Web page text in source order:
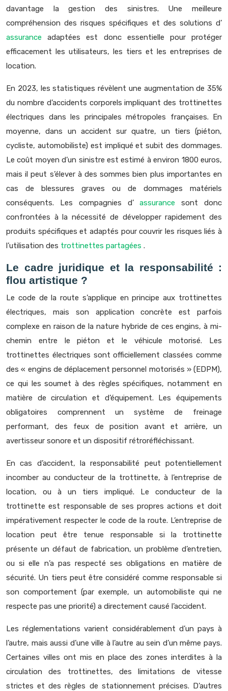
davantage la gestion des sinistres. Une meilleure
compréhension des risques spécifiques et des solutions d’
assuranceadaptées est donc essentielle pour protéger
efficacement les utilisateurs, les tiers et les entreprises de
location.
En 2023, les statistiques révèlent une augmentation de 35%
du nombre d’accidents corporels impliquant des trottinettes
électriques dans les principales métropoles françaises. En
moyenne, dans un accident sur quatre, un tiers (piéton,
cycliste, automobiliste) est impliqué et subit des dommages.
Le coût moyen d’un sinistre est estimé à environ 1800 euros,
mais il peut s’élever à des sommes bien plus importantes en
cas de blessures graves ou de dommages matériels
conséquents. Les compagnies d’assurancesont donc
confrontées à la nécessité de développer rapidement des
produits spécifiques et adaptés pour couvrir les risques liés à
l’utilisation des trottinettes partagées .
Le cadre juridique et la responsabilité :
flou artistique ?
Le code de la route s’applique en principe aux trottinettes
électriques, mais son application concrète est parfois
complexe en raison de la nature hybride de ces engins, à mi-
chemin entre le piéton et le véhicule motorisé. Les
trottinettes électriques sont officiellement classées comme
des « engins de déplacement personnel motorisés » (EDPM),
ce qui les soumet à des règles spécifiques, notamment en
matière de circulation et d’équipement. Les équipements
obligatoires comprennent un système de freinage
performant, des feux de position avant et arrière, un
avertisseur sonore et un dispositif rétroréfléchissant.
En cas d’accident, la responsabilité peut potentiellement
incomber au conducteur de la trottinette, à l’entreprise de
location, ou à un tiers impliqué. Le conducteur de la
trottinette est responsable de ses propres actions et doit
impérativement respecter le code de la route. L’entreprise de
location peut être tenue responsable si la trottinette
présente un défaut de fabrication, un problème d’entretien,
ou si elle n’a pas respecté ses obligations en matière de
sécurité. Un tiers peut être considéré comme responsable si
son comportement (par exemple, un automobiliste qui ne
respecte pas une priorité) a directement causé l’accident.
Les réglementations varient considérablement d’un pays à
l’autre, mais aussi d’une ville à l’autre au sein d’un même pays.
Certaines villes ont mis en place des zones interdites à la
circulation des trottinettes, des limitations de vitesse
strictes et des règles de stationnement précises. D’autres